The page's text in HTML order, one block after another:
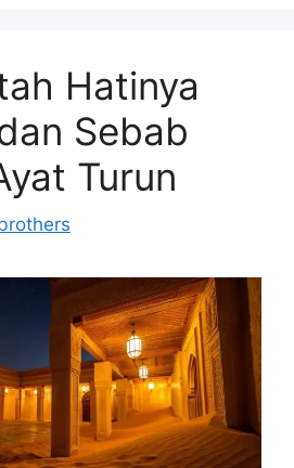
Hatinya
Sebab
Turun